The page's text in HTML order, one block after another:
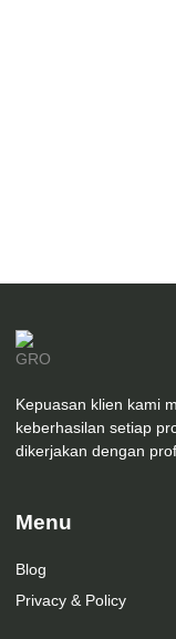
Kepuasan klien kami
keberhasilan setiap
dikerjakan dengan
Menu
Blog
Privacy & Policy